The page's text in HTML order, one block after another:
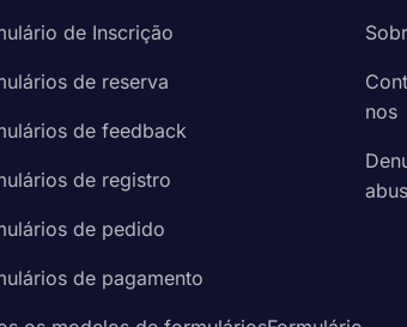
de Inscrição
de reserva
de feedback
de registro
de pedido
de pagamento
nos